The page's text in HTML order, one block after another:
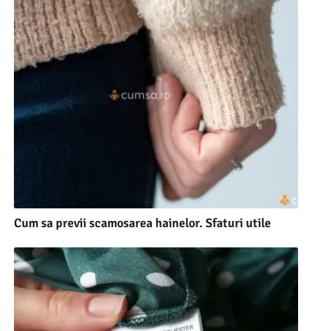
Cum sa previi scamosarea hainelor. Sfaturi utile